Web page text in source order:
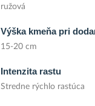
ružová
Výška kmeňa pri
15-20 cm
Intenzita rastu
Stredne rýchlo rastúca